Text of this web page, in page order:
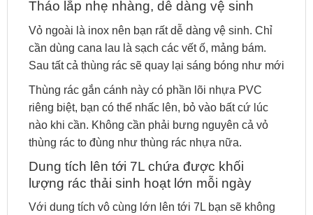
Tháo lắp nhẹ nhàng, dễ dàng vệ sinh
Vỏ ngoài là inox nên bạn rất dễ dàng vệ sinh. Chỉ
cần dùng cana lau là sạch các vết ố, mảng bám.
Sau tất cả thùng rác sẽ quay lại sáng bóng như mới
Thùng rác gắn cánh này có phần lõi nhựa PVC
riêng biệt, bạn có thể nhấc lên, bỏ vào bất cứ lúc
nào khi cần. Không cần phải bưng nguyên cả vỏ
thùng rác to đùng như thùng rác nhựa nữa.
Dung tích lên tới 7L chứa được khối
lượng rác thải sinh hoạt lớn mỗi ngày
Với dung tích vô cùng lớn lên tới 7L bạn sẽ không